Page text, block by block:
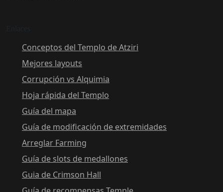
Conceptos del Templo de Atziri
Mejores layouts
Corrupción vs Alquimia
Hoja rápida del Templo
Guía del mapa
Guía de modificación de extremidades
Arreglar Farming
Guía de slots de medallones
Guia de Crimson Hall